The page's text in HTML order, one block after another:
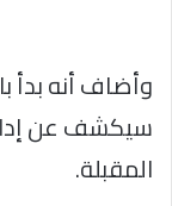
وأضاف أنه بدأ
سيكشف عن
المقبلة.